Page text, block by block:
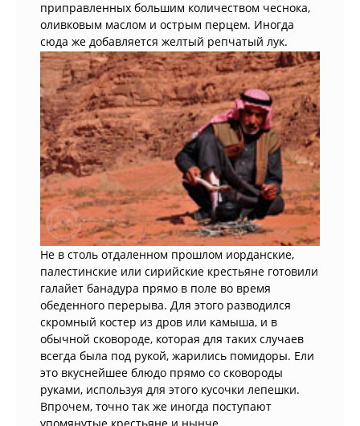
приправленных большим количеством чеснока,
оливковым маслом и острым перцем. Иногда
сюда же добавляется желтый репчатый лук.
Не в столь отдаленном прошлом иорданские,
палестинские или сирийские крестьяне готовили
галайет банадура прямо в поле во время
обеденного перерыва. Для этого разводился
скромный костер из дров или камыша, и в
обычной сковороде, которая для таких случаев
всегда была под рукой, жарились помидоры. Ели
это вкуснейшее блюдо прямо со сковороды
руками, используя для этого кусочки лепешки.
Впрочем, точно так же иногда поступают